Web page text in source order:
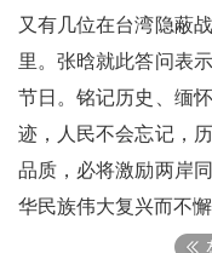
又有几位在台湾隐蔽
里。张晗就此答问表
节日。铭记历史、缅
迹，人民不会忘记，
品质，必将激励两岸
华民族伟大复兴而不懈